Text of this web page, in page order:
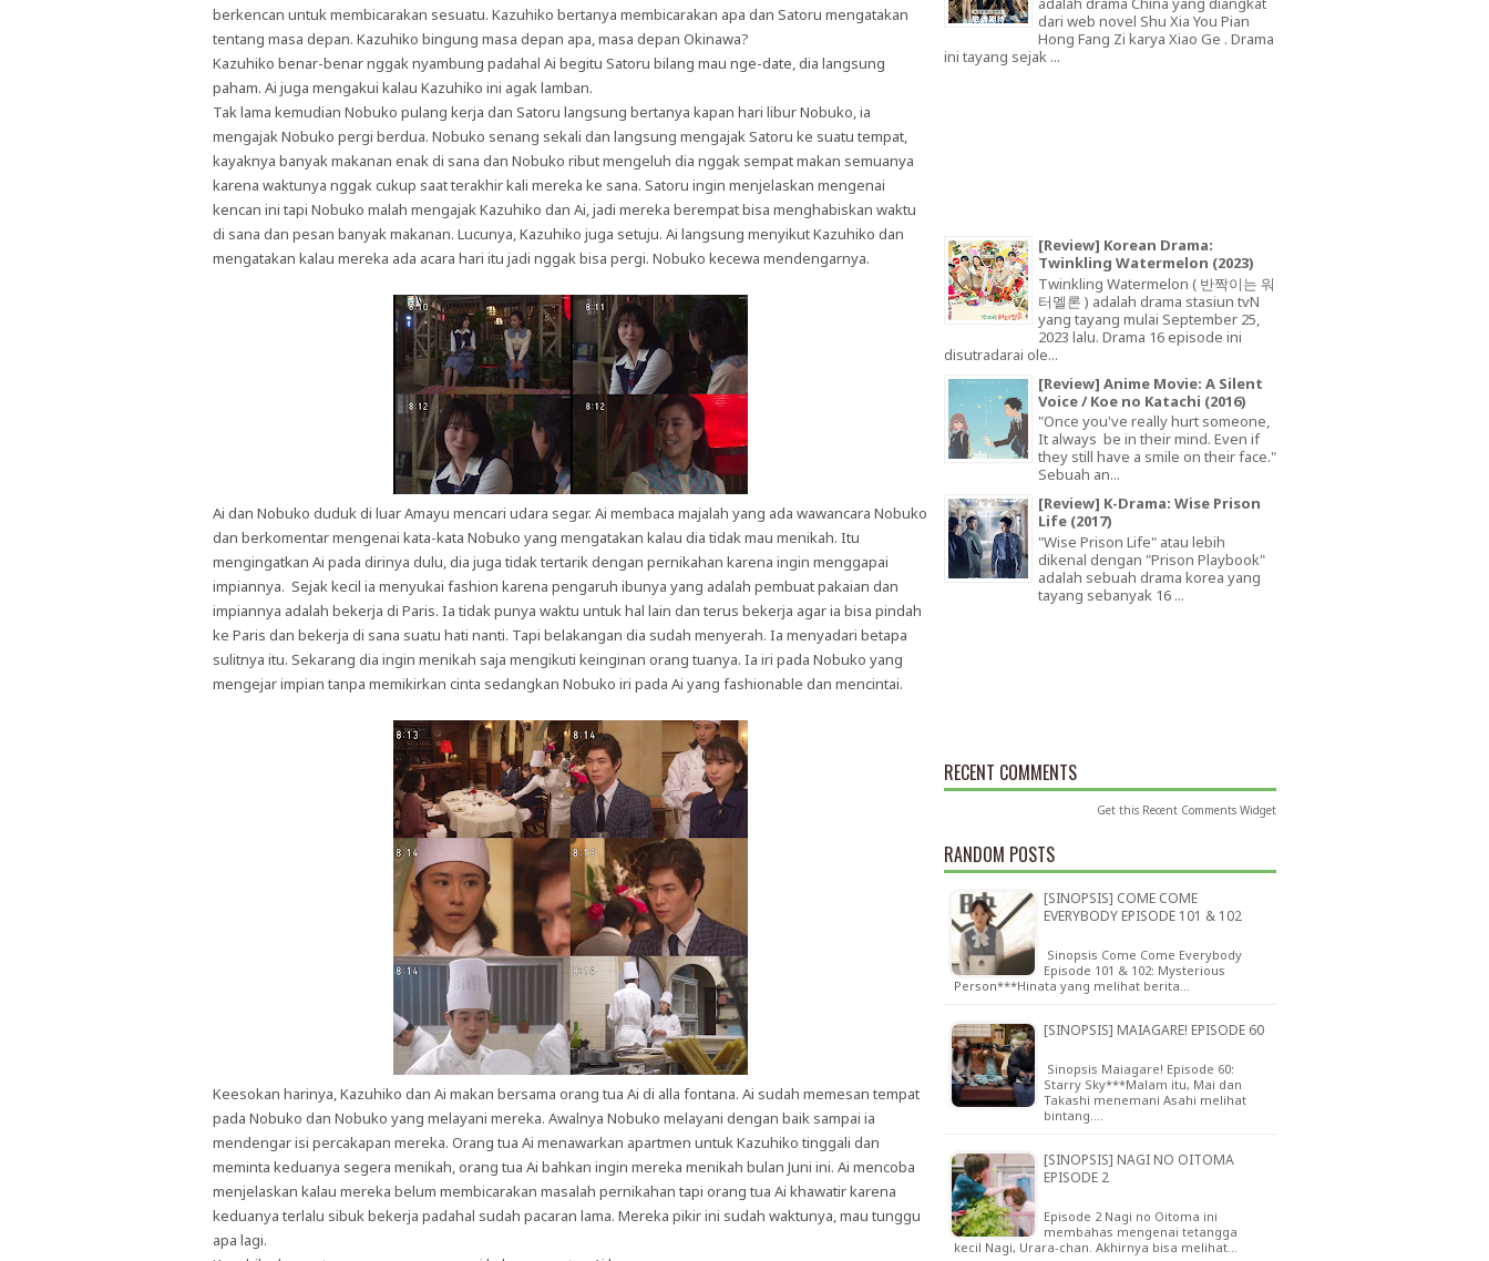
berkencan untuk membicarakan sesuatu. Kazuhiko bertanya membicarakan apa dan Satoru mengatakan
tentang masa depan. Kazuhiko bingung masa depan apa, masa depan Okinawa?
Kazuhiko benar-benar nggak nyambung padahal Ai begitu Satoru bilang mau nge-date, dia langsung
paham. Ai juga mengakui kalau Kazuhiko ini agak lamban.
Tak lama kemudian Nobuko pulang kerja dan Satoru langsung bertanya kapan hari libur Nobuko, ia
mengajak Nobuko pergi berdua. Nobuko senang sekali dan langsung mengajak Satoru ke suatu tempat,
kayaknya banyak makanan enak di sana dan Nobuko ribut mengeluh dia nggak sempat makan semuanya
karena waktunya nggak cukup saat terakhir kali mereka ke sana. Satoru ingin menjelaskan mengenai
kencan ini tapi Nobuko malah mengajak Kazuhiko dan Ai, jadi mereka berempat bisa menghabiskan waktu
di sana dan pesan banyak makanan. Lucunya, Kazuhiko juga setuju. Ai langsung menyikut Kazuhiko dan
mengatakan kalau mereka ada acara hari itu jadi nggak bisa pergi. Nobuko kecewa mendengarnya.
Ai dan Nobuko duduk di luar Amayu mencari udara segar. Ai membaca majalah yang ada wawancara Nobuko
dan berkomentar mengenai kata-kata Nobuko yang mengatakan kalau dia tidak mau menikah. Itu
mengingatkan Ai pada dirinya dulu, dia juga tidak tertarik dengan pernikahan karena ingin menggapai
impiannya. Sejak kecil ia menyukai fashion karena pengaruh ibunya yang adalah pembuat pakaian dan
impiannya adalah bekerja di Paris. Ia tidak punya waktu untuk hal lain dan terus bekerja agar ia bisa pindah
ke Paris dan bekerja di sana suatu hati nanti. Tapi belakangan dia sudah menyerah. Ia menyadari betapa
sulitnya itu. Sekarang dia ingin menikah saja mengikuti keinginan orang tuanya. Ia iri pada Nobuko yang
mengejar impian tanpa memikirkan cinta sedangkan Nobuko iri pada Ai yang fashionable dan mencintai.
Keesokan harinya, Kazuhiko dan Ai makan bersama orang tua Ai di alla fontana. Ai sudah memesan tempat
pada Nobuko dan Nobuko yang melayani mereka. Awalnya Nobuko melayani dengan baik sampai ia
mendengar isi percakapan mereka. Orang tua Ai menawarkan apartmen untuk Kazuhiko tinggali dan
meminta keduanya segera menikah, orang tua Ai bahkan ingin mereka menikah bulan Juni ini. Ai mencoba
menjelaskan kalau mereka belum membicarakan masalah pernikahan tapi orang tua Ai khawatir karena
keduanya terlalu sibuk bekerja padahal sudah pacaran lama. Mereka pikir ini sudah waktunya, mau tunggu
apa lagi.
dari web novel Shu Xia You Pian
Hong Fang Zi karya Xiao Ge . Drama
ini tayang sejak ...
[Review] Korean Drama:
Twinkling Watermelon (2023)
Twinkling Watermelon ( 반짝이는 워
터멜론 ) adalah drama stasiun tvN
yang tayang mulai September 25,
2023 lalu. Drama 16 episode ini
disutradarai ole...
[Review] Anime Movie: A Silent
Voice / Koe no Katachi (2016)
"Once you've really hurt someone,
It always be in their mind. Even if
they still have a smile on their face."
Sebuah an...
[Review] K-Drama: Wise Prison
Life (2017)
"Wise Prison Life" atau lebih
dikenal dengan "Prison Playbook"
adalah sebuah drama korea yang
tayang sebanyak 16 ...
RECENT COMMENTS
Get this Recent Comments Widget
RANDOM POSTS
[SINOPSIS] COME COME
EVERYBODY EPISODE 101 & 102
Sinopsis Come Come Everybody
Episode 101 & 102: Mysterious
Person***Hinata yang melihat berita…
[SINOPSIS] MAIAGARE! EPISODE 60
Sinopsis Maiagare! Episode 60:
Starry Sky***Malam itu, Mai dan
Takashi menemani Asahi melihat
bintang.…
[SINOPSIS] NAGI NO OITOMA
EPISODE 2
Episode 2 Nagi no Oitoma ini
membahas mengenai tetangga
kecil Nagi, Urara-chan. Akhirnya bisa melihat…